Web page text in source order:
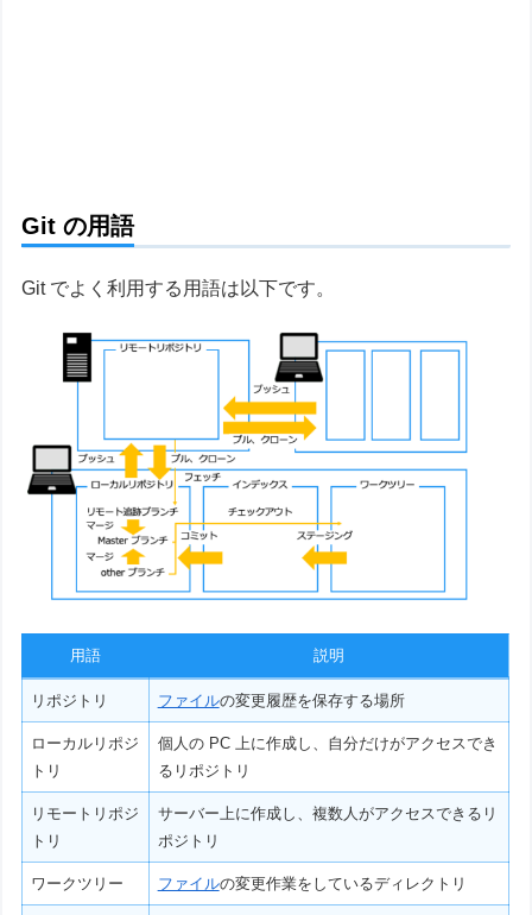
Git の用語
Git でよく利用する用語は以下です。
用語 説明
リポジトリ ファイルの変更履歴を保存する場所
ローカルリポジ
トリ
個人の PC 上に作成し、自分だけがアクセスでき
るリポジトリ
リモートリポジ
トリ
サーバー上に作成し、複数人がアクセスできるリ
ポジトリ
ワークツリー ファイルの変更作業をしているディレクトリ